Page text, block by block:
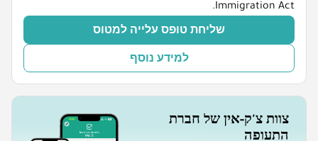
Immigration Act.
שליחת טופס עלייה למטוס
למידע נוסף
צוות צ'ק-אין של חברת
התעופה